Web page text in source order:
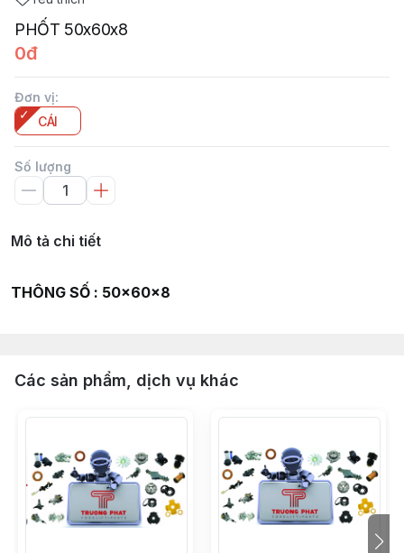
PHỐT 50x60x8
0đ
Đơn vị:
CÁI
Số lượng
Mô tả chi tiết
THÔNG SỐ : 50x60x8
Các sản phẩm, dịch vụ khác